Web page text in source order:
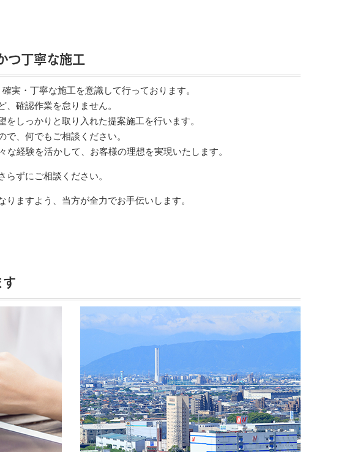
つ丁寧な施工
実・丁寧な施工を意識して行っております。
確認作業を怠りません。
しっかりと取り入れた提案施工を行います。
、何でもご相談ください。
経験を活かして、お客様の理想を実現いたします。
ずにご相談ください。
ますよう、当方が全力でお手伝いします。
す